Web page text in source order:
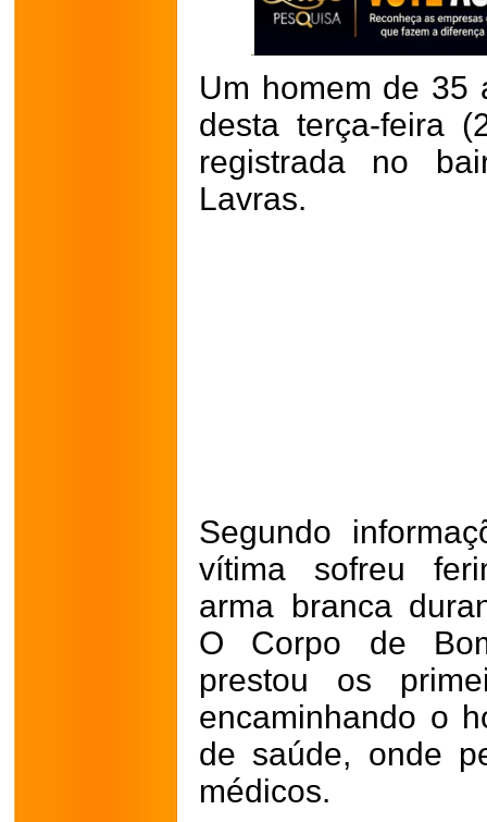
Um homem de 35
desta terça-feira
registrada no
Lavras.
Segundo
vítima sofreu
arma branca
O Corpo de
prestou os
encaminhando o
de saúde, onde
médicos.